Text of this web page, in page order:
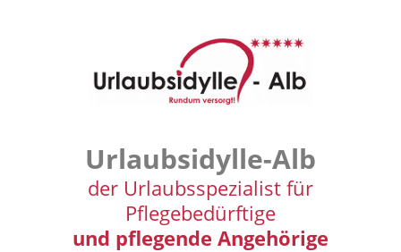
Urlaubsidylle-Alb
der Urlaubsspezialist für
Pflegebedürftige
und pflegende Angehörige